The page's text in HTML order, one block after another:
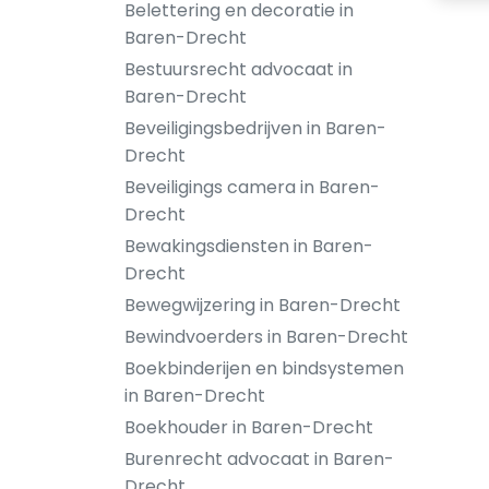
Belettering en decoratie in
Baren-Drecht
Bestuursrecht advocaat in
Baren-Drecht
Beveiligingsbedrijven in Baren-
Drecht
Beveiligings camera in Baren-
Drecht
Bewakingsdiensten in Baren-
Drecht
Bewegwijzering in Baren-Drecht
Bewindvoerders in Baren-Drecht
Boekbinderijen en bindsystemen
in Baren-Drecht
Boekhouder in Baren-Drecht
Burenrecht advocaat in Baren-